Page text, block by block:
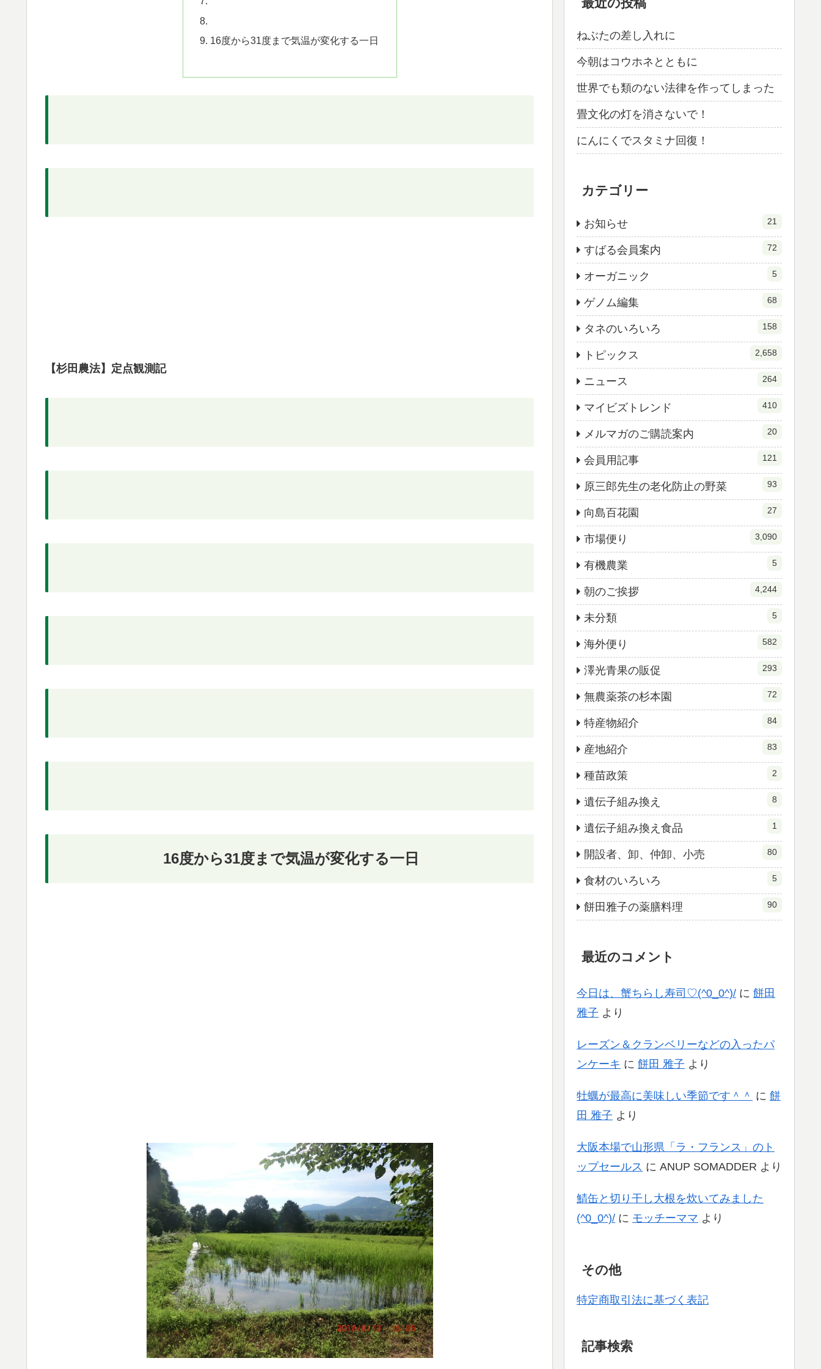
16度から31度まで気温が変化する一日
【杉田農法】定点観測記
16度から31度まで気温が変化する一日
ねぶたの差し入れに
今朝はコウホネとともに
世界でも類のない法律を作ってしまった
畳文化の灯を消さないで！
にんにくでスタミナ回復！
カテゴリー
お知らせ 21
すばる会員案内 72
オーガニック 5
ゲノム編集 68
タネのいろいろ 158
トピックス 2,658
ニュース 264
マイビズトレンド 410
メルマガのご購読案内 20
会員用記事 121
原三郎先生の老化防止の野菜 93
向島百花園 27
市場便り 3,090
有機農業 5
朝のご挨拶 4,244
未分類 5
海外便り 582
澤光青果の販促 293
無農薬茶の杉本園 72
特産物紹介 84
産地紹介 83
種苗政策 2
遺伝子組み換え 8
遺伝子組み換え食品 1
開設者、卸、仲卸、小売 80
食材のいろいろ 5
餅田雅子の薬膳料理 90
最近のコメント
今日は、蟹ちらし寿司♡(^0_0^)/ に 餅田
雅子 より
レーズン＆クランベリーなどの入ったパ
ンケーキ に 餅田 雅子 より
牡蠣が最高に美味しい季節です＾＾ に 餅
田 雅子 より
大阪本場で山形県「ラ・フランス」のト
ップセールス に ANUP SOMADDER より
鯖缶と切り干し大根を炊いてみました
(^0_0^)/ に モッチーママ より
その他
特定商取引法に基づく表記
記事検索